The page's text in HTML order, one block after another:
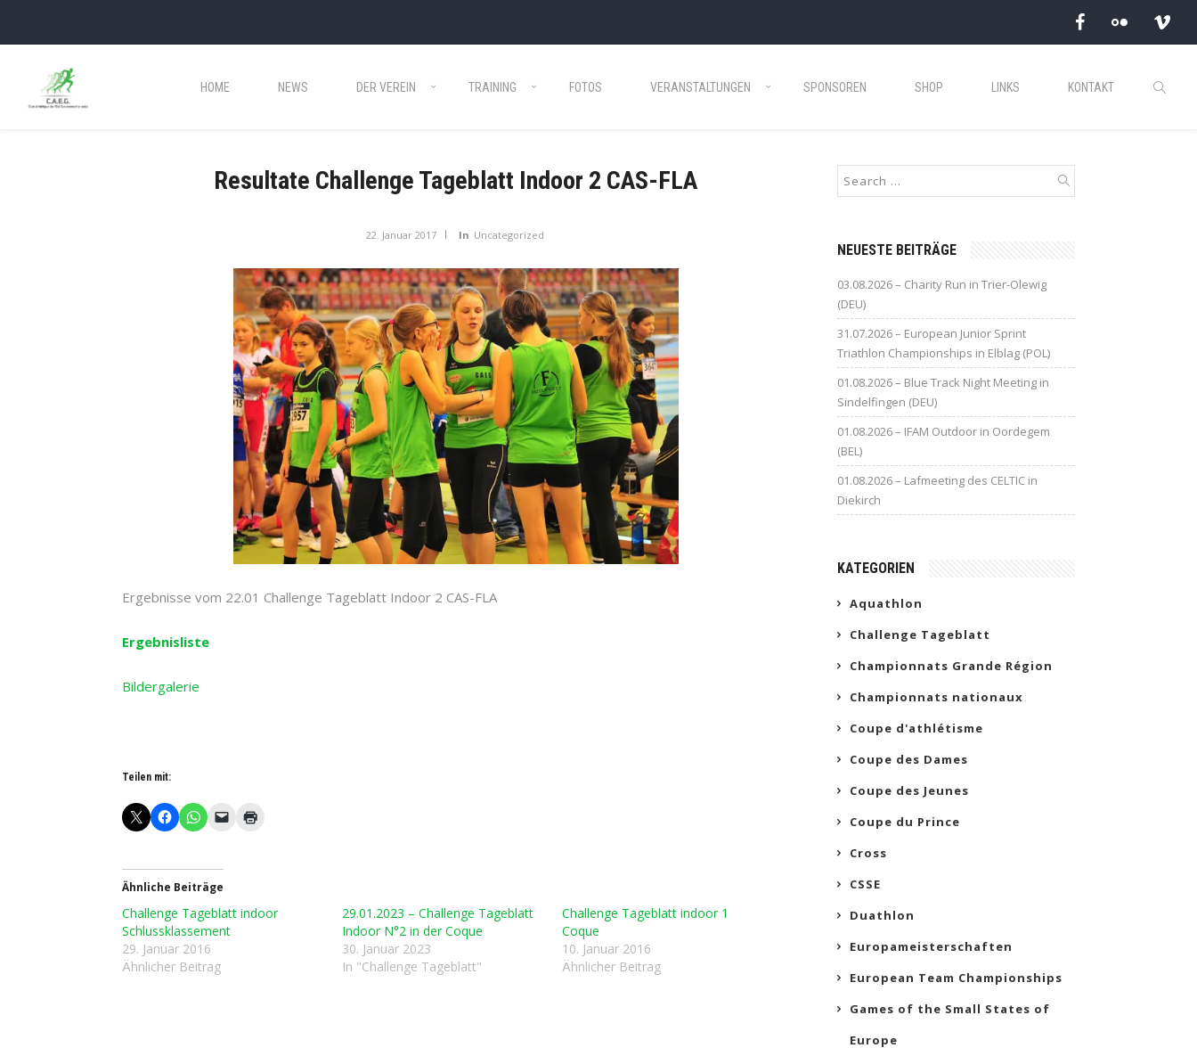
HOME NEWS DER VEREIN TRAINING FOTOS VERANSTALTUNGEN SPONSOREN SHOP LINKS KONTAKT
Resultate Challenge Tageblatt Indoor 2 CAS-FLA
22. Januar 2017 In Uncategorized
Ergebnisse vom 22.01 Challenge Tageblatt Indoor 2 CAS-FLA
Ergebnisliste
Bildergalerie
Teilen mit:
Ähnliche Beiträge
Challenge Tageblatt indoor
Schlussklassement
29. Januar 2016
Ähnlicher Beitrag
29.01.2023 – Challenge Tageblatt
Indoor N°2 in der Coque
30. Januar 2023
In "Challenge Tageblatt"
Challenge Tageblatt indoor 1
Coque
10. Januar 2016
Ähnlicher Beitrag
NEUESTE BEITRÄGE
03.08.2026 – Charity Run in Trier-Olewig
(DEU)
31.07.2026 – European Junior Sprint
Triathlon Championships in Elblag (POL)
01.08.2026 – Blue Track Night Meeting in
Sindelfingen (DEU)
01.08.2026 – IFAM Outdoor in Oordegem
(BEL)
01.08.2026 – Lafmeeting des CELTIC in
Diekirch
KATEGORIEN
Aquathlon
Challenge Tageblatt
Championnats Grande Région
Championnats nationaux
Coupe d'athlétisme
Coupe des Dames
Coupe des Jeunes
Coupe du Prince
Cross
CSSE
Duathlon
Europameisterschaften
European Team Championships
Games of the Small States of
Europe